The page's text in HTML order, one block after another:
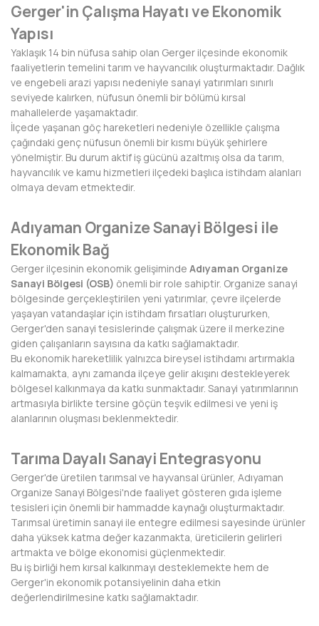
BURSA
ÇANAKKALE
ÇANKIRI
ÇORUM
DENİZLİ
DİYARBAKIR
EDİRNE
ERZİNCAN
ERZURUM
ESKİŞEHİR
GAZİANTEP
GİRESUN
HATAY
IĞDIR
ISPARTA
KAHRAMANMARAŞ
Gerger'in Çalışma Hayatı ve Ekonomik
Yapısı
Yaklaşık 14 bin nüfusa sahip olan Gerger ilçesinde ekonomik
faaliyetlerin temelini tarım ve hayvancılık oluşturmaktadır. Dağlık
ve engebeli arazi yapısı nedeniyle sanayi yatırımları sınırlı
seviyede kalırken, nüfusun önemli bir bölümü kırsal
mahallelerde yaşamaktadır.
İlçede yaşanan göç hareketleri nedeniyle özellikle çalışma
çağındaki genç nüfusun önemli bir kısmı büyük şehirlere
yönelmiştir. Bu durum aktif iş gücünü azaltmış olsa da tarım,
hayvancılık ve kamu hizmetleri ilçedeki başlıca istihdam alanları
olmaya devam etmektedir.
Adıyaman Organize Sanayi Bölgesi ile
Ekonomik Bağ
Gerger ilçesinin ekonomik gelişiminde Adıyaman Organize
Sanayi Bölgesi (OSB) önemli bir role sahiptir. Organize sanayi
bölgesinde gerçekleştirilen yeni yatırımlar, çevre ilçelerde
yaşayan vatandaşlar için istihdam fırsatları oluştururken,
Gerger'den sanayi tesislerinde çalışmak üzere il merkezine
giden çalışanların sayısına da katkı sağlamaktadır.
Bu ekonomik hareketlilik yalnızca bireysel istihdamı artırmakla
kalmamakta, aynı zamanda ilçeye gelir akışını destekleyerek
bölgesel kalkınmaya da katkı sunmaktadır. Sanayi yatırımlarının
artmasıyla birlikte tersine göçün teşvik edilmesi ve yeni iş
alanlarının oluşması beklenmektedir.
Tarıma Dayalı Sanayi Entegrasyonu
Gerger'de üretilen tarımsal ve hayvansal ürünler, Adıyaman
Organize Sanayi Bölgesi'nde faaliyet gösteren gıda işleme
tesisleri için önemli bir hammadde kaynağı oluşturmaktadır.
Tarımsal üretimin sanayi ile entegre edilmesi sayesinde ürünler
daha yüksek katma değer kazanmakta, üreticilerin gelirleri
artmakta ve bölge ekonomisi güçlenmektedir.
Bu iş birliği hem kırsal kalkınmayı desteklemekte hem de
Gerger'in ekonomik potansiyelinin daha etkin
değerlendirilmesine katkı sağlamaktadır.